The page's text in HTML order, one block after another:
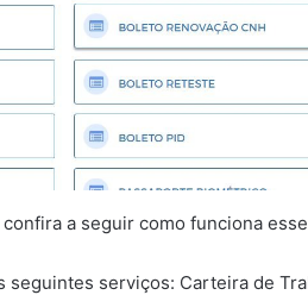
a seguir como funciona
serviços: Carteira de